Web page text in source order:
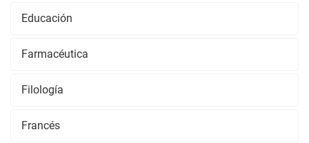
Educación
Farmacéutica
Filología
Francés